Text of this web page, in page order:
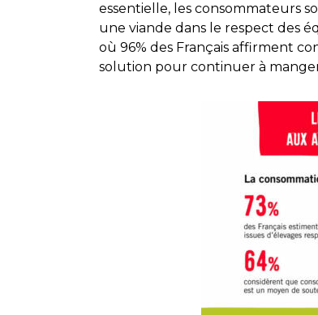
essentielle, les consommateurs
une viande dans le respect des
où 96% des Français affirment
solution pour continuer à